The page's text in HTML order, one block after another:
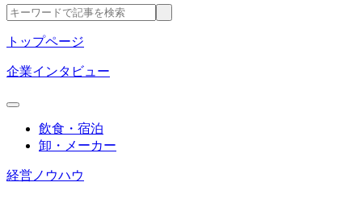
トップページ
企業インタビュー
飲食・宿泊
卸・メーカー
経営ノウハウ